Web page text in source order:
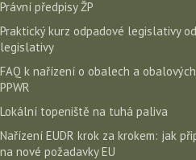
Právní předpisy ŽP
Praktický kurz odpadové legislativy
legislativy
FAQ k nařízení o obalech a
PPWR
Lokální topeniště na tuhá paliva
Nařízení EUDR krok za krokem: jak
na nové požadavky EU